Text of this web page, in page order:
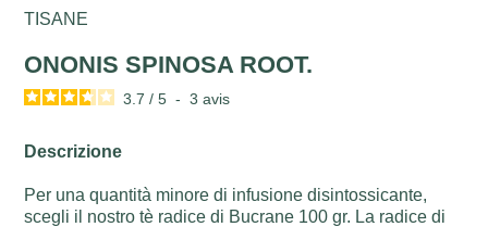
TISANE
ONONIS SPINOSA ROOT.
3.7 / 5 - 3avis
Descrizione
Per una quantità minore di infusione disintossicante,
scegli il nostro tè radice di Bucrane 100 gr. La radice di